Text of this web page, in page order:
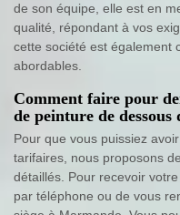
de son équipe, elle est en
qualité, répondant à vos
cette société est également
abordables.
Comment faire pour
de peinture de
Pour que vous puissiez
tarifaires, nous proposons
détaillés. Pour recevoir
par téléphone ou de vous